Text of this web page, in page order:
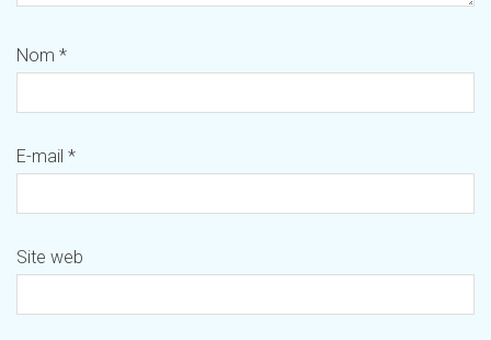
Nom *
E-mail *
Site web